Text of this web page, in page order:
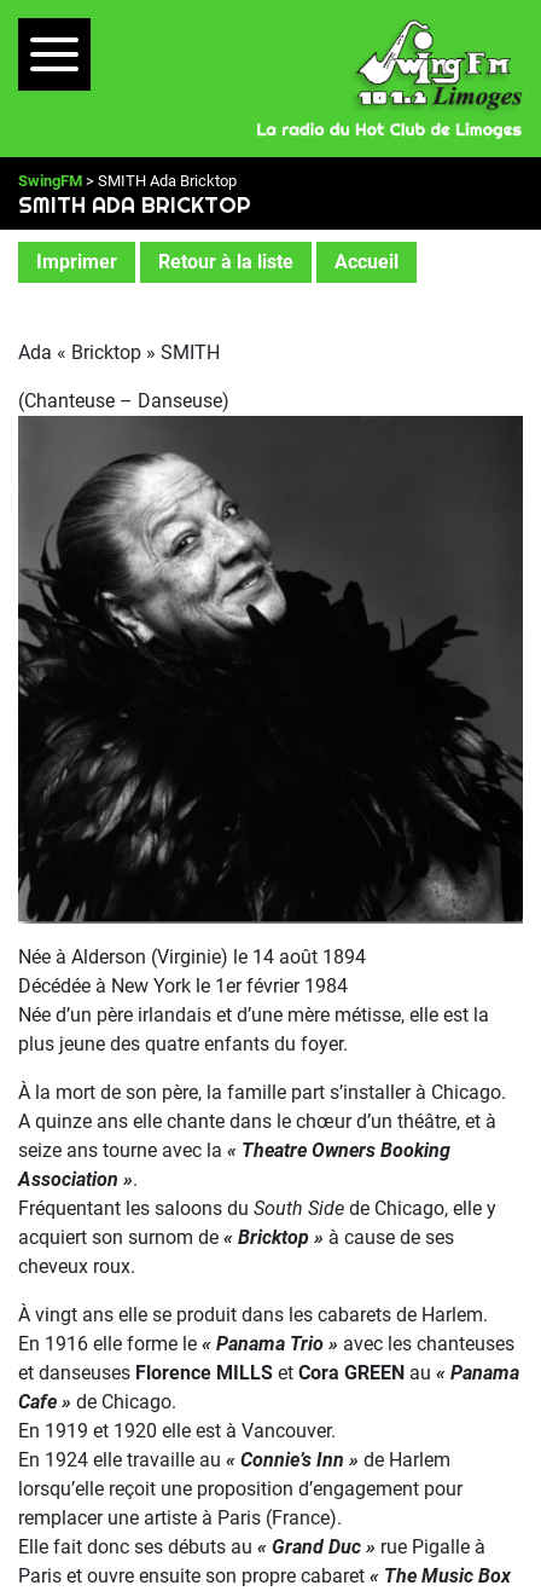
SwingFM > SMITH Ada Bricktop
SMITH ADA BRICKTOP
Imprimer Retour à la liste Accueil
Ada « Bricktop » SMITH
(Chanteuse – Danseuse)
Née à Alderson (Virginie) le 14 août 1894
Décédée à New York le 1er février 1984
Née d’un père irlandais et d’une mère métisse, elle est la
plus jeune des quatre enfants du foyer.
À la mort de son père, la famille part s’installer à Chicago.
A quinze ans elle chante dans le chœur d’un théâtre, et à
seize ans tourne avec la « Theatre Owners Booking
Association ».
Fréquentant les saloons du South Side de Chicago, elle y
acquiert son surnom de « Bricktop » à cause de ses
cheveux roux.
À vingt ans elle se produit dans les cabarets de Harlem.
En 1916 elle forme le « Panama Trio » avec les chanteuses
et danseuses Florence MILLS et Cora GREEN au « Panama
Cafe » de Chicago.
En 1919 et 1920 elle est à Vancouver.
En 1924 elle travaille au « Connie’s Inn » de Harlem
lorsqu’elle reçoit une proposition d’engagement pour
remplacer une artiste à Paris (France).
Elle fait donc ses débuts au « Grand Duc » rue Pigalle à
Paris et ouvre ensuite son propre cabaret « The Music Box